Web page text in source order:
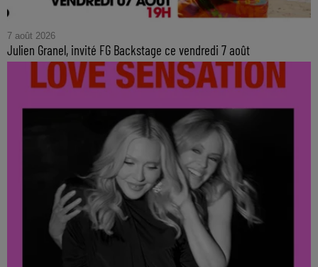
7 août 2026
Julien Granel, invité FG Backstage ce vendredi 7 août